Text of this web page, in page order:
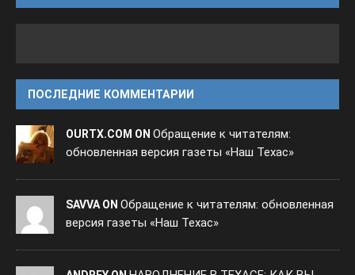
ПОСЛЕДНИЕ КОММЕНТАРИИ
OURTX.COM ON Обращение к читателям:
обновленная версия газеты «Наш Техас»
SAVVA ON Обращение к читателям: обновленная
версия газеты «Наш Техас»